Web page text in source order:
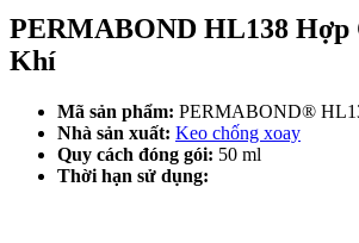
PERMABOND HL138
Khí
Mã sản phẩm: PERMABOND®
Nhà sản xuất: Keo chống xoay
Quy cách đóng gói: 50 ml
Thời hạn sử dụng: